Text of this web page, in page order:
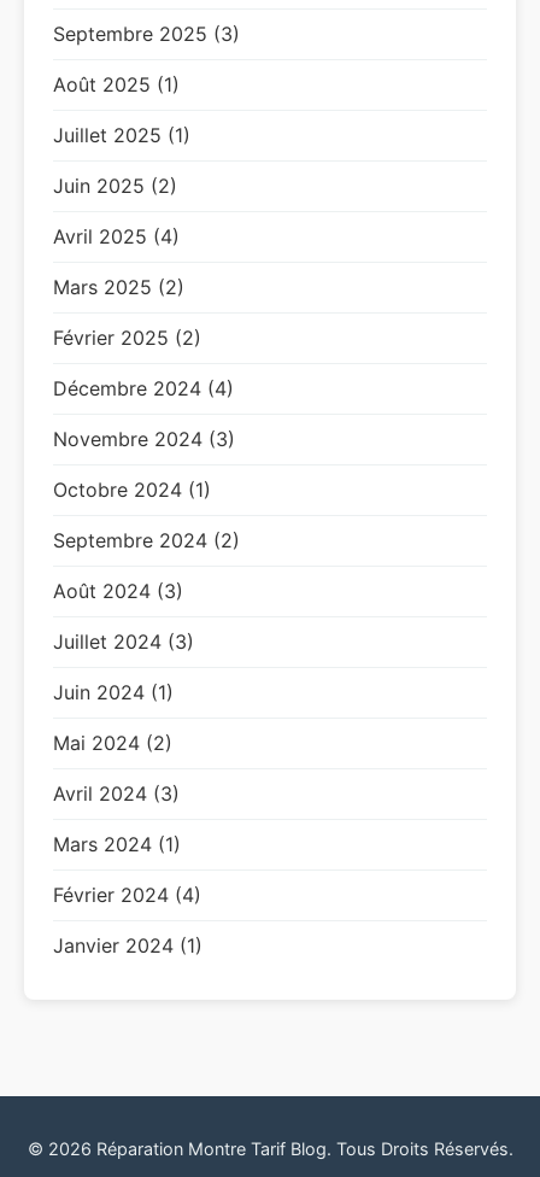
Septembre 2025 (3)
Août 2025 (1)
Juillet 2025 (1)
Juin 2025 (2)
Avril 2025 (4)
Mars 2025 (2)
Février 2025 (2)
Décembre 2024 (4)
Novembre 2024 (3)
Octobre 2024 (1)
Septembre 2024 (2)
Août 2024 (3)
Juillet 2024 (3)
Juin 2024 (1)
Mai 2024 (2)
Avril 2024 (3)
Mars 2024 (1)
Février 2024 (4)
Janvier 2024 (1)
© 2026 Réparation Montre Tarif Blog. Tous Droits Réservés.